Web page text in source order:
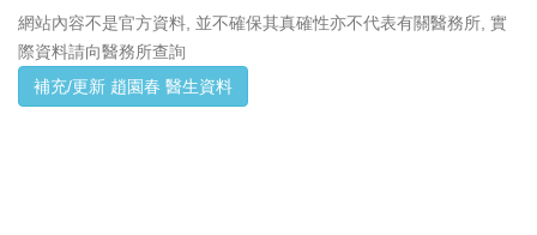
網站內容不是官方資料, 並不確保其真確性亦不代表有關醫務所, 實
際資料請向醫務所查詢
補充/更新 趙園春 醫生資料